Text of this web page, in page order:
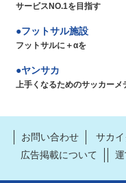
サービスNO.1を目指す
フットサル施設
フットサルに＋αを
ヤンサカ
上手くなるためのサッカーメ
お問い合わせ サカ
広告掲載について